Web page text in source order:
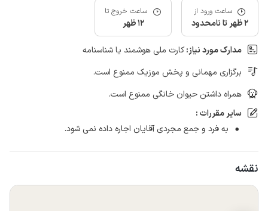
ساعت ورود از
2 ظهر تا نامحدود
ساعت خروج تا
12 ظهر
مدارک مورد نیاز:کارت ملی هوشمند یا شناسنامه
برگزاری مهمانی و پخش موزیک ممنوع است.
همراه داشتن حیوان خانگی ممنوع است.
سایر مقررات :
به فرد و جمع مجردی آقایان اجاره داده نمی شود.
نقشه